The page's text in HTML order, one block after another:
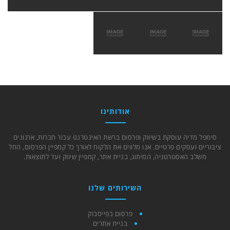
אודותינו
סימפל מדיה עוסקת בשיווק ופרסום ברשת האינטרנט עבור חברות, ארגונים
ציבוריים ועסקים פרטיים. אנו מלווים את הלקוח לאורך כל קמפיין הפרסום, החל
משלב האסטרטגיה, המיתוג, בניית אתר, קמפיין שיווק ועד לתוצאות.
השירותים שלנו
פרסום בפייסבוק
בניית אתרים